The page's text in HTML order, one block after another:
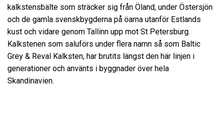
kalkstensbälte som sträcker sig från Öland, under Östersjön
och de gamla svenskbygderna på öarna utanför Estlands
kust och vidare genom Tallinn upp mot St Petersburg.
Kalkstenen som saluförs under flera namn så som Baltic
Grey & Reval Kalksten, har brutits längst den här linjen i
generationer och använts i byggnader över hela
Skandinavien.